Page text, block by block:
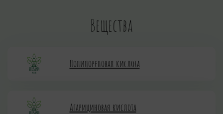
Вещества
Полипореновая кислота
Агарициновая кислота